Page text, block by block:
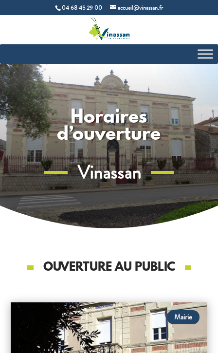
04 68 45 29 00 accueil@vinassan.fr
Horaires
d’ouverture
Vinassan
OUVERTURE AU PUBLIC
Mairie